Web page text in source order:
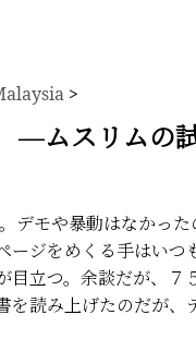
>
―ムスリムの
モや暴動はなかっ
ージをめくる手はい
目立つ。余談だが、
を読み上げたのだが